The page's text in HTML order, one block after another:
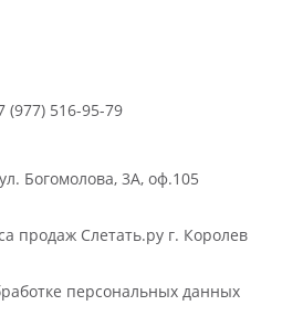
(977) 516-95-79
Богомолова, 3А, оф.105
продаж Слетать.ру г. Королев
персональных данных